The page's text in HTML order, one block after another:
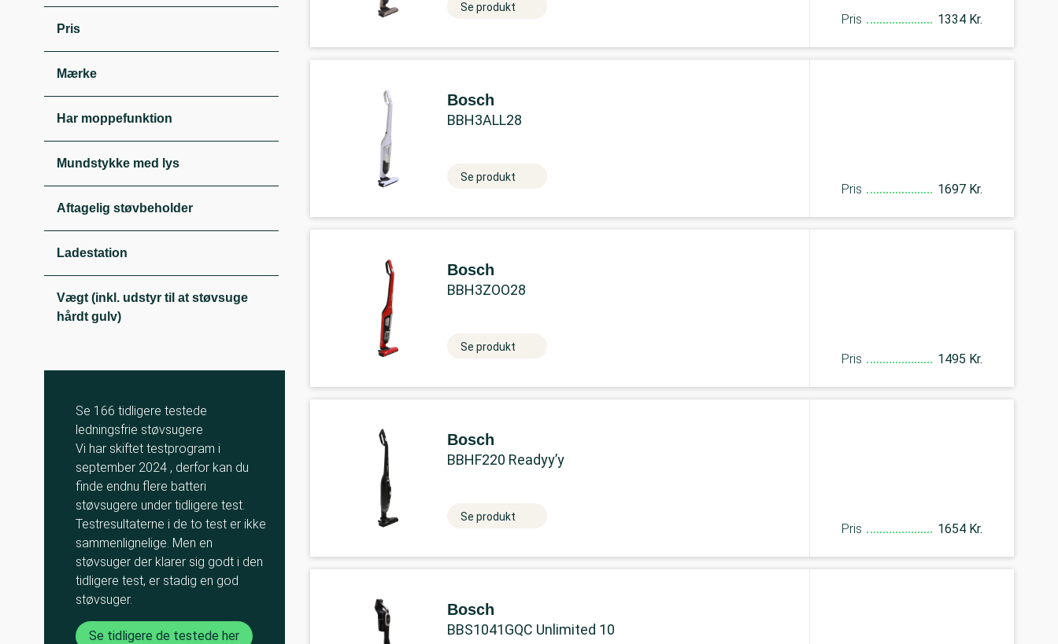
Pris
Mærke
Har moppefunktion
Mundstykke med lys
Aftagelig støvbeholder
Ladestation
Vægt (inkl. udstyr til at støvsuge
hårdt gulv)
Se 166 tidligere testede
ledningsfrie støvsugere
Vi har skiftet testprogram i
september 2024 , derfor kan du
finde endnu flere batteri
støvsugere under tidligere test.
Testresultaterne i de to test er ikke
sammenlignelige. Men en
støvsuger der klarer sig godt i den
tidligere test, er stadig en god
støvsuger.
Se tidligere de testede her
Se produkt
Pris 1334 Kr.
Bosch
BBH3ALL28
Se produkt
Pris 1697 Kr.
Bosch
BBH3ZOO28
Se produkt
Pris 1495 Kr.
Bosch
BBHF220 Readyy’y
Se produkt
Pris 1654 Kr.
Bosch
BBS1041GQC Unlimited 10